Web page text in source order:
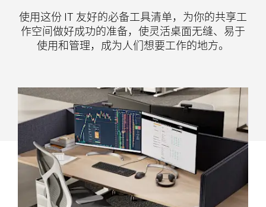
IT
作
空
的
10
使用这份 IT 友好的必备工具清单，为你的共享工
作空间做好成功的准备，使灵活桌面无缝、易于
使用和管理，成为人们想要工作的地方。